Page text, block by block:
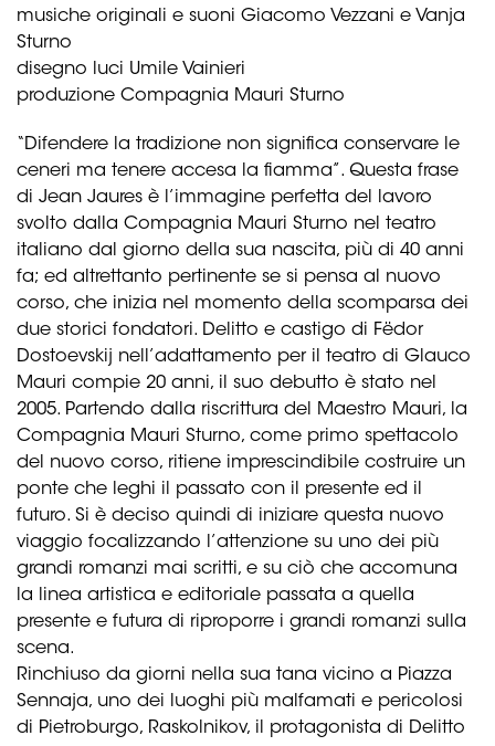
musiche originali e suoni Giacomo Vezzani e Vanja
Sturno
disegno luci Umile Vainieri
produzione Compagnia Mauri Sturno
“Difendere la tradizione non significa conservare le
ceneri ma tenere accesa la fiamma”. Questa frase
di Jean Jaures è l’immagine perfetta del lavoro
svolto dalla Compagnia Mauri Sturno nel teatro
italiano dal giorno della sua nascita, più di 40 anni
fa; ed altrettanto pertinente se si pensa al nuovo
corso, che inizia nel momento della scomparsa dei
due storici fondatori. Delitto e castigo di Fëdor
Dostoevskij nell’adattamento per il teatro di Glauco
Mauri compie 20 anni, il suo debutto è stato nel
2005. Partendo dalla riscrittura del Maestro Mauri, la
Compagnia Mauri Sturno, come primo spettacolo
del nuovo corso, ritiene imprescindibile costruire un
ponte che leghi il passato con il presente ed il
futuro. Si è deciso quindi di iniziare questa nuovo
viaggio focalizzando l’attenzione su uno dei più
grandi romanzi mai scritti, e su ciò che accomuna
la linea artistica e editoriale passata a quella
presente e futura di riproporre i grandi romanzi sulla
scena.
Rinchiuso da giorni nella sua tana vicino a Piazza
Sennaja, uno dei luoghi più malfamati e pericolosi
di Pietroburgo, Raskolnikov, il protagonista di Delitto